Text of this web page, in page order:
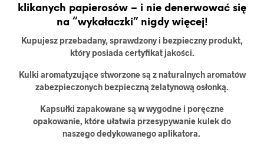
klikanych papierosów – i nie denerwować się
na “wykałaczki” nigdy więcej!
Kupujesz przebadany, sprawdzony i bezpieczny produkt,
który posiada certyfikat jakości.
Kulki aromatyzujące stworzone są z naturalnych aromatów
zabezpieczonych bezpieczną żelatynową osłonką.
Kapsułki zapakowane są w wygodne i poręczne
opakowanie, które ułatwia przesypywanie kulek do
naszego dedykowanego aplikatora.